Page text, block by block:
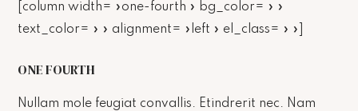
[column width= »one-fourth » bg_color= » »
text_color= » » alignment= »left » el_class= » »]
ONE FOURTH
Nullam mole feugiat convallis. Etindrerit nec. Nam